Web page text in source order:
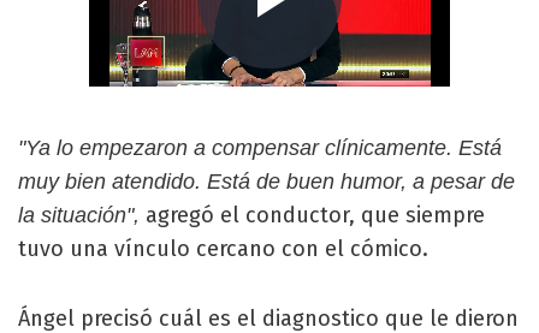
"Ya lo empezaron a compensar clínicamente. Está
muy bien atendido. Está de buen humor, a pesar de
la situación", agregó el conductor, que siempre
tuvo una vínculo cercano con el cómico.
Ángel precisó cuál es el diagnostico que le dieron